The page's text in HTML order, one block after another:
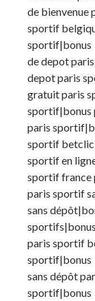
de bienvenue
sportif
sportif|bonus
de depot
depot paris
gratuit paris
sportif|bonus
paris
sportif
sportif en
sportif france
paris sportif
sans
paris sportif
sportif|bonus
sans dépôt
sportif|bonus